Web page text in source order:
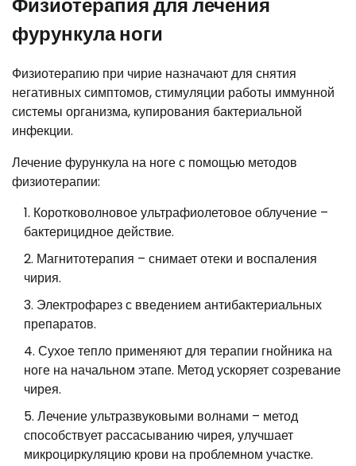
Физиотерапия для лечения
фурункула ноги
Физиотерапию при чирие назначают для снятия
негативных симптомов, стимуляции работы иммунной
системы организма, купирования бактериальной
инфекции.
Лечение фурункула на ноге с помощью методов
физиотерапии:
Коротковолновое ультрафиолетовое облучение –
бактерицидное действие.
Магнитотерапия – снимает отеки и воспаления
чирия.
Электрофарез с введением антибактериальных
препаратов.
Сухое тепло применяют для терапии гнойника на
ноге на начальном этапе. Метод ускоряет созревание
чирея.
Лечение ультразвуковыми волнами – метод
способствует рассасыванию чирея, улучшает
микроциркуляцию крови на проблемном участке.